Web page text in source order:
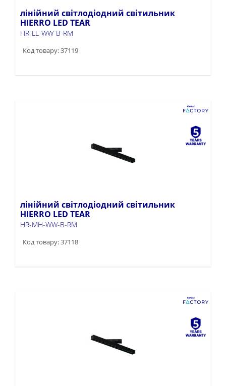
лінійний світлодіодний світильник
HIERRO LED TEAR
HR-LL-WW-B-RM
Код товару: 37119
лінійний світлодіодний світильник
HIERRO LED TEAR
HR-MH-WW-B-RM
Код товару: 37118